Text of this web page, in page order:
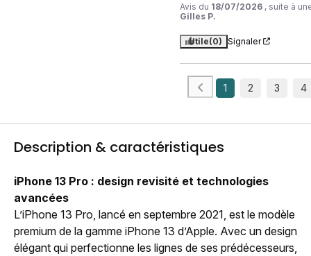
Avis du 18/07/2026 , suite à
Gilles P.
Utile(0) Signaler
1 2 3 4
Description & caractéristiques
iPhone 13 Pro : design revisité et technologies
avancées
L’iPhone 13 Pro, lancé en septembre 2021, est le modèle
premium de la gamme iPhone 13 d’Apple. Avec un design
élégant qui perfectionne les lignes de ses prédécesseurs,